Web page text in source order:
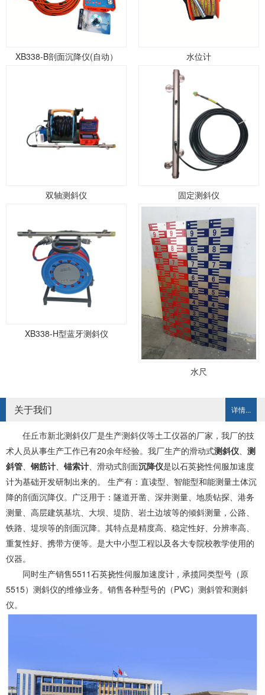
XB338-B剖面沉降仪(自动） 水位计
双轴测斜仪 固定测斜仪
XB338-H型蓝牙测斜仪
水尺
详情...
关于我们
任丘市新北测斜仪厂是生产测斜仪等土工仪器的厂家，我厂的技
术人员从事生产工作已有20余年经验。我厂生产的滑动式测斜仪、 测
斜管、 钢筋计、 锚索计、滑动式剖面沉降仪是以石英挠性伺服加速度
计为基础开发研制出来的。 生产有：直读型、智能型和能测量土体沉
降的剖面沉降仪。广泛用于：隧道开凿、深井测量、地质钻探、港务
测量、高层建筑基坑、大坝、堤防、岩土边坡等的倾斜测量，公路、
铁路、堤坝等的剖面沉降。其特点是精度高、稳定性好、分辨率高、
重复性好、携带方便等。是大中小型工程以及各大专院校教学使用的
仪器。
同时生产销售5511石英挠性伺服加速度计，承揽同类型号（原
5515）测斜仪的维修业务。销售各种型号的（PVC）测斜管和测斜
仪。